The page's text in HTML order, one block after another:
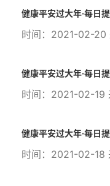
时间：2021-02-20
健康平安过大年·每日
时间：2021-02-19
时间：2021-02-18